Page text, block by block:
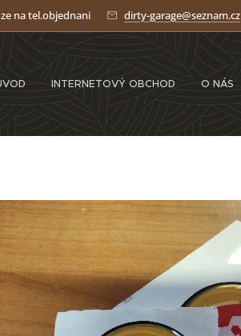
na tel.objednani dirty-garage@seznam.cz
INTERNETOVÝ OBCHOD O NÁS